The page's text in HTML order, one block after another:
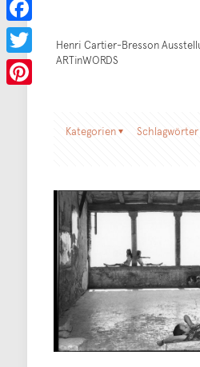
Henri Cartier-Bresson
ARTinWORDS
Kategorien Schlagwörter
Facebook
Twitter